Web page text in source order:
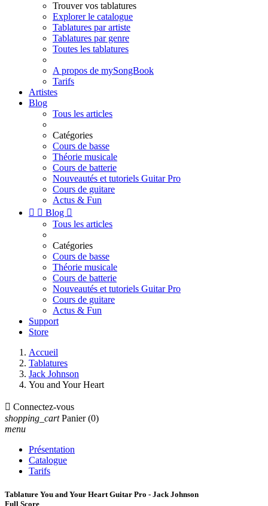
Trouver vos tablatures
Explorer le catalogue
Tablatures par artiste
Tablatures par genre
Toutes les tablatures
A propos de mySongBook
Tarifs
Artistes
Blog
Tous les articles
Catégories
Cours de basse
Théorie musicale
Cours de batterie
Nouveautés et tutoriels Guitar Pro
Cours de guitare
Actus & Fun
  Blog 
Tous les articles
Catégories
Cours de basse
Théorie musicale
Cours de batterie
Nouveautés et tutoriels Guitar Pro
Cours de guitare
Actus & Fun
Support
Store
Accueil
Tablatures
Jack Johnson
You and Your Heart
 Connectez-vous
shopping_cart Panier (0)
menu
Présentation
Catalogue
Tarifs
Tablature You and Your Heart Guitar Pro - Jack Johnson
Full Score